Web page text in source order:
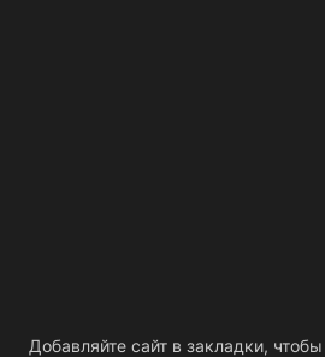
Добавляйте сайт в закладки,